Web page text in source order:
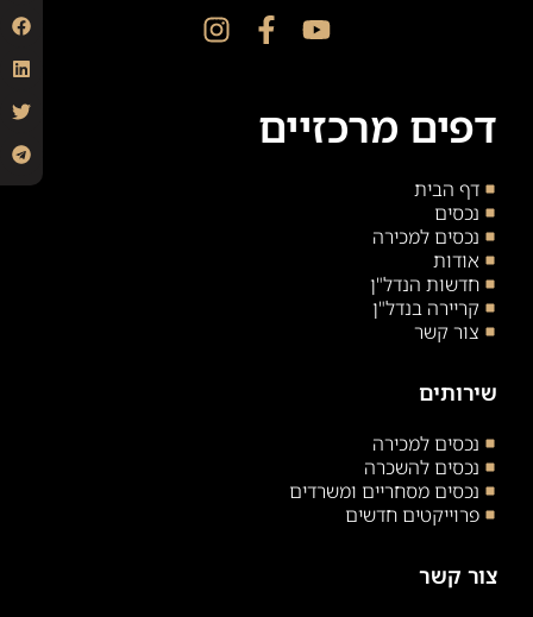
דפים מרכזיים
דף הבית
נכסים
נכסים למכירה
אודות
חדשות הנדל"ן
קריירה בנדל"ן
צור קשר
שירותים
נכסים למכירה
נכסים להשכרה
נכסים מסחריים ומשרדים
פרוייקטים חדשים
צור קשר